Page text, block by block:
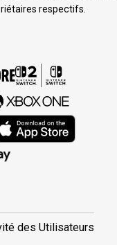
respectifs.
des Utilisateurs